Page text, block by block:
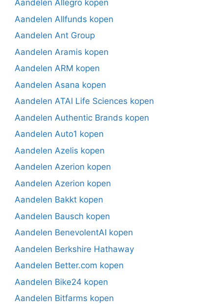
Aandelen Allegro kopen
Aandelen Allfunds kopen
Aandelen Ant Group
Aandelen Aramis kopen
Aandelen ARM kopen
Aandelen Asana kopen
Aandelen ATAI Life Sciences kopen
Aandelen Authentic Brands kopen
Aandelen Auto1 kopen
Aandelen Azelis kopen
Aandelen Azerion kopen
Aandelen Azerion kopen
Aandelen Bakkt kopen
Aandelen Bausch kopen
Aandelen BenevolentAI kopen
Aandelen Berkshire Hathaway
Aandelen Better.com kopen
Aandelen Bike24 kopen
Aandelen Bitfarms kopen